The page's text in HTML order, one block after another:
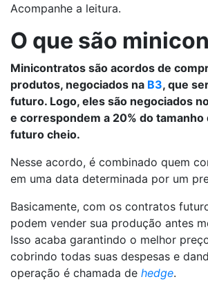
Acompanhe a leitura.
O que são
Minicontratos são acordos de
produtos, negociados na B3, que
futuro. Logo, eles são negociados
e correspondem a 20% do
futuro cheio.
Nesse acordo, é combinado quem
em uma data determinada por um
Basicamente, com os contratos
podem vender sua produção antes
Isso acaba garantindo o melhor
cobrindo todas suas despesas e
operação é chamada de hedge.